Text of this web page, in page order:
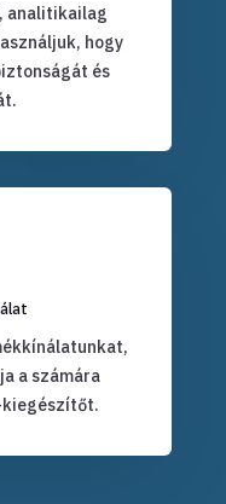
analitikailag
hogy
és
a számára